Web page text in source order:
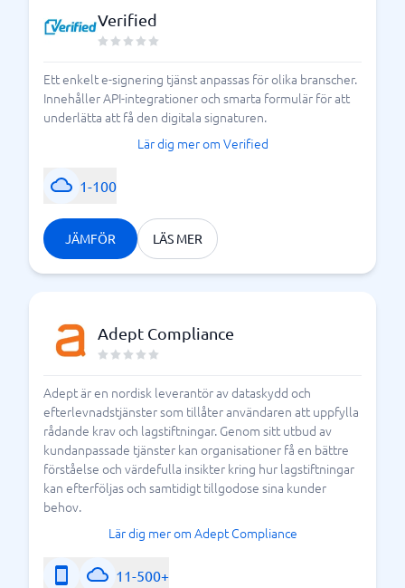
Verified
Ett enkelt e-signering tjänst anpassas för olika branscher.
Innehåller API-integrationer och smarta formulär för att
underlätta att få den digitala signaturen.
Lär dig mer om Verified
1-100
JÄMFÖR LÄS MER
Adept Compliance
Adept är en nordisk leverantör av dataskydd och
efterlevnadstjänster som tillåter användaren att uppfylla
rådande krav och lagstiftningar. Genom sitt utbud av
kundanpassade tjänster kan organisationer få en bättre
förståelse och värdefulla insikter kring hur lagstiftningar
kan efterföljas och samtidigt tillgodose sina kunder
behov.
Lär dig mer om Adept Compliance
11-500+